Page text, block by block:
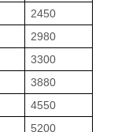
2450
2980
3300
3880
4550
5200